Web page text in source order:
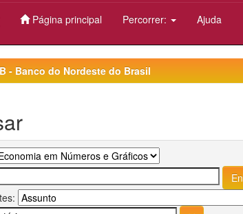
Página principal Percorrer: Ajuda
- Banco do Nordeste do Brasil